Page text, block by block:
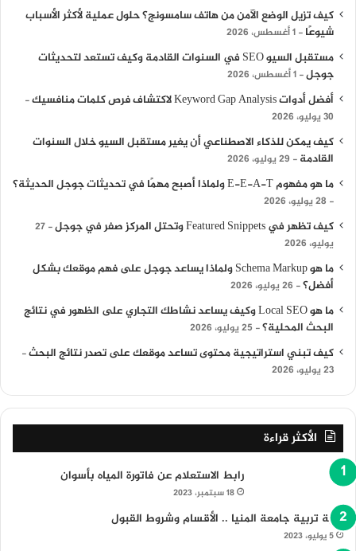
كيف تزيل الوضع الآمن من هاتف سامسونج؟ حلول عملية لأكثر الأسباب
شيوعًا
1 أغسطس، 2026
مستقبل السيو SEO في السنوات القادمة وكيف تستعد لتحديثات
جوجل 1 أغسطس، 2026
أفضل أدوات Keyword Gap Analysis لاكتشاف فرص كلمات منافسيك
30 يوليو، 2026
كيف يمكن للذكاء الاصطناعي أن يغير مستقبل السيو خلال السنوات
القادمة
29 يوليو، 2026
ما هو مفهوم E-E-A-T ولماذا أصبح مهمًا في تحديثات جوجل الحديثة؟
28 يوليو، 2026
كيف تظهر في Featured Snippets وتحتل المركز صفر في جوجل
27
يوليو، 2026
ما هو Schema Markup ولماذا يساعد جوجل على فهم موقعك بشكل
أفضل؟
26 يوليو، 2026
ما هو Local SEO وكيف يساعد نشاطك التجاري على الظهور في نتائج
البحث المحلية؟
25 يوليو، 2026
كيف تبني استراتيجية محتوى تساعد موقعك على تصدر نتائج البحث
23 يوليو، 2026
الأكثر قراءة
رابط الاستعلام عن فاتورة المياه بأسوان
18 سبتمبر، 2023
كلية تربية جامعة المنيا .. الأقسام وشروط القبول
5 يوليو، 2023